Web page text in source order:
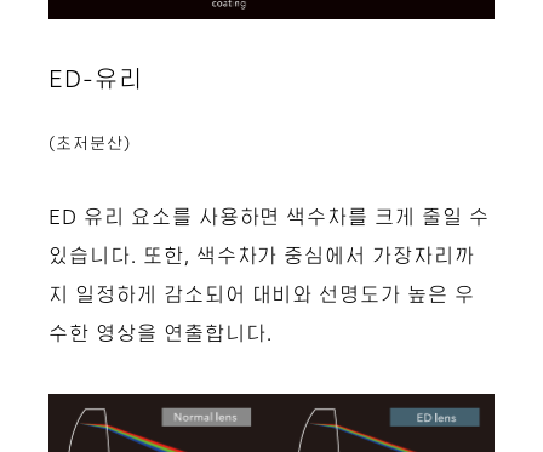
ED-유리
(초저분산)
ED 유리 요소를 사용하면 색수차를 크게 줄일 수
있습니다. 또한, 색수차가 중심에서 가장자리까
지 일정하게 감소되어 대비와 선명도가 높은 우
수한 영상을 연출합니다.